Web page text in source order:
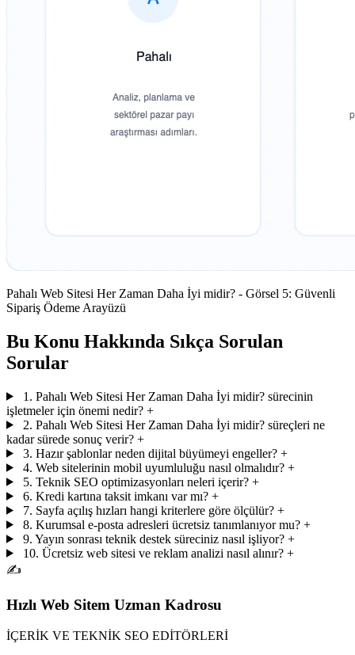
Pahalı Web Sitesi Her Zaman Daha İyi midir? - Görsel 5: Güvenli
Sipariş Ödeme Arayüzü
Bu Konu Hakkında Sıkça Sorulan
Sorular
1. Pahalı Web Sitesi Her Zaman Daha İyi midir? sürecinin
işletmeler için önemi nedir? +
2. Pahalı Web Sitesi Her Zaman Daha İyi midir? süreçleri ne
kadar sürede sonuç verir? +
3. Hazır şablonlar neden dijital büyümeyi engeller? +
4. Web sitelerinin mobil uyumluluğu nasıl olmalıdır? +
5. Teknik SEO optimizasyonları neleri içerir? +
6. Kredi kartına taksit imkanı var mı? +
7. Sayfa açılış hızları hangi kriterlere göre ölçülür? +
8. Kurumsal e-posta adresleri ücretsiz tanımlanıyor mu? +
9. Yayın sonrası teknik destek süreciniz nasıl işliyor? +
10. Ücretsiz web sitesi ve reklam analizi nasıl alınır? +
✍️
Hızlı Web Sitem Uzman Kadrosu
İÇERİK VE TEKNİK SEO EDİTÖRLERİ